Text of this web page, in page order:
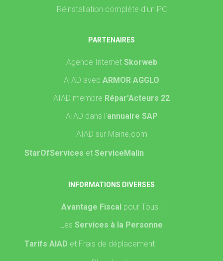
Réinstallation complète d'un PC
PARTENAIRES
Agence Internet Skorweb
AIAD avec ARMOR AGGLO
AIAD membre Répar'Acteurs 22
AIAD dans l'annuaire SAP
AIAD sur Mairie.com
StarOfServices et ServiceMalin
INFORMATIONS DIVERSES
Avantage Fiscal pour Tous !
Les Services à la Personne
Tarifs AIAD et Frais de déplacement